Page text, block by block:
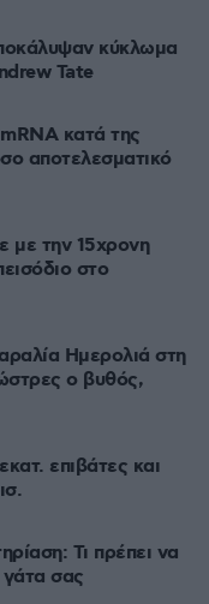
κύκλωμα
Tate
κατά της
αποτελεσματικό
με την 15χρονη
στο
Ημερολιά στη
ο βυθός,
επιβάτες και
Τι πρέπει να
σας